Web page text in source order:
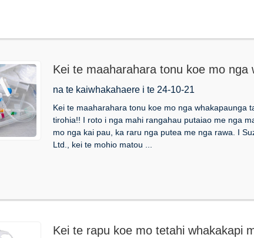
Kei te maaharahara tonu koe mo nga
nui? Haere mai ki konei tirohia!
na te kaiwhakahaere i te 24-10-21
Kei te maaharahara tonu koe mo nga whakapaunga
tirohia!! I roto i nga mahi rangahau putaiao me nga
mo nga kai pau, ka raru nga putea me nga rawa. I
Ltd., kei te mohio matou ...
Kei te rapu koe mo tetahi whakakapi